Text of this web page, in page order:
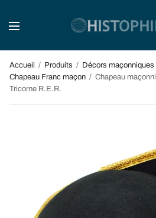
Accueil / Produits / Décors maçonniques
Chapeau Franc maçon / Chapeau
Tricorne R.E.R.